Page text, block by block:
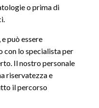
o prima di
, e può essere
con lo specialista per
Il nostro personale
riservatezza e
il percorso